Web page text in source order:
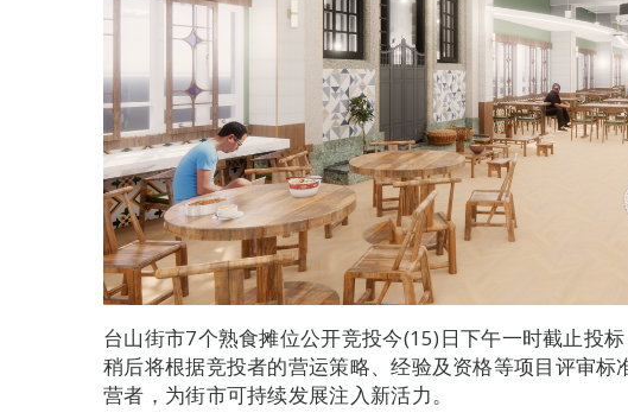
台山街市7个熟食摊位公开竞投今(15)日下午一时截止投
稍后将根据竞投者的营运策略、经验及资格等项目评审标
营者，为街市可持续发展注入新活力。